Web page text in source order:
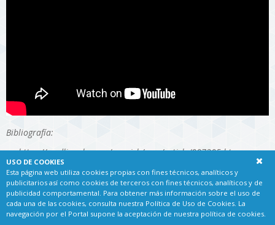
Bibliografía:
https://medlineplus.gov/spanish/ency/article/007205.htm
Avram MR, Keene SA, Stough DB, Rogers NE, Cole JP. Hair
restoration. In: Bolognia JL, Schaffer JV, Cerroni L, eds. Dermatology.
4th ed. Philadelphia, PA: Elsevier; 2018:chap 157.
Fisher J. Hair restoration. In: Rubin JP, Neligan PC, eds. Plastic
USO DE COOKIES
Esta página web utiliza cookies propias con fines técnicos, analíticos y
publicitarios así como cookies de terceros con fines técnicos, analíticos y de
publicidad comportamental. Para obtener más información sobre el uso de
cada una de las cookies, consulta nuestra Política de Uso de Cookies. La
navegación por el Portal supone la aceptación de nuestra política de cookies.